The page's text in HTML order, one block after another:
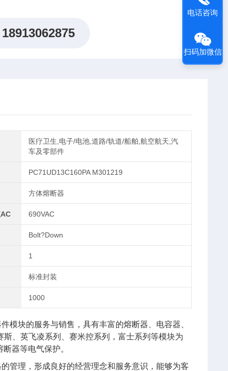
18913062875
医疗卫生,电子/电池,道路/轨道/船舶,航空航天,汽
车及零部件
PC71UD13C160PA M301219
方体熔断器
690VAC
Bolt?Down
1
标准封装
1000
模块的服务与销售，具有丰富的熔断器、电容器、
、英飞凌系列、赛米控系列，富士系列等模块为
器等电气保护。
管理，形成良好的经营理念和服务意识，能够为客
电话咨询
扫码加微信